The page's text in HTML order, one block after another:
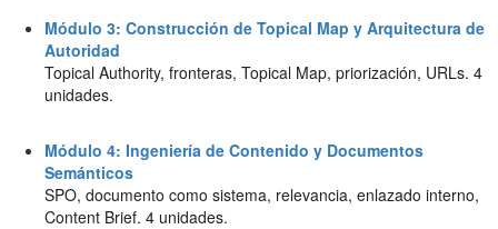
Módulo 3: Construcción de Topical Map y Arquitectura de
Autoridad
Topical Authority, fronteras, Topical Map, priorización, URLs. 4
unidades.
Módulo 4: Ingeniería de Contenido y Documentos
Semánticos
SPO, documento como sistema, relevancia, enlazado interno,
Content Brief. 4 unidades.